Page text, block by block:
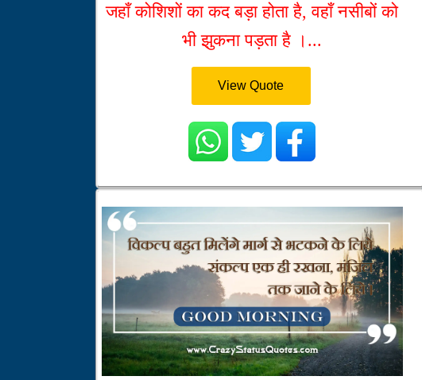
जहाँ कोशिशों का कद बड़ा होता है, वहाँ नसीबों को
भी झुकना पड़ता है ।...
View Quote